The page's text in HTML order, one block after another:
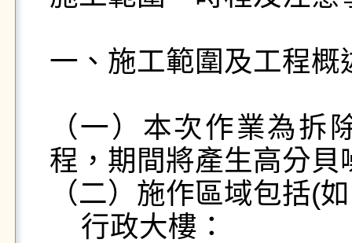
一、施工範圍及工程概
（一）本次作業為拆
程，期間將產生高分貝
（二）施作區域包括(